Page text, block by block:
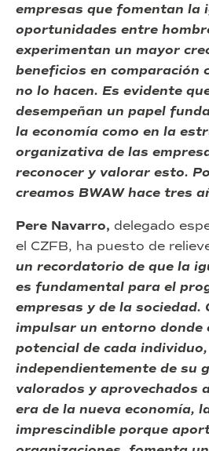
empresas que fomentan la
oportunidades entre
experimentan un mayor
beneficios en comparación
no lo hacen. Es evidente
desempeñan un papel
la economía como en la
organizativa de las
reconocer y valorar esto.
creamos BWAW hace tres
Pere Navarro, delegado
el CZFB, ha puesto de
un recordatorio de que la
es fundamental para el
empresas y de la sociedad.
impulsar un entorno donde
potencial de cada individuo,
independientemente de su
valorados y aprovechados
era de la nueva economía,
imprescindible porque